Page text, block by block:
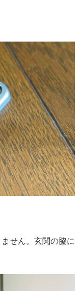
せん。玄関の脇に